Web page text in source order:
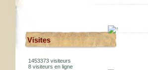
Visites
1453373 visiteurs
8 visiteurs en ligne